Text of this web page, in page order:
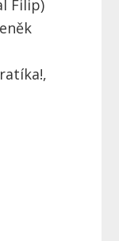
Filip)